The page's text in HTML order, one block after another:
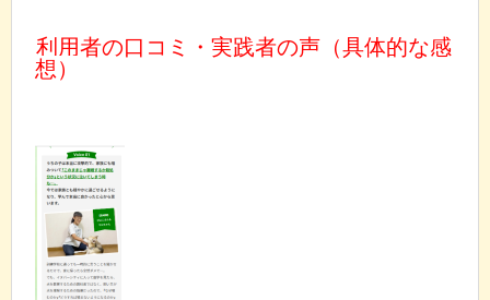
利用者の口コミ・実践者の声（具体的な感
想）